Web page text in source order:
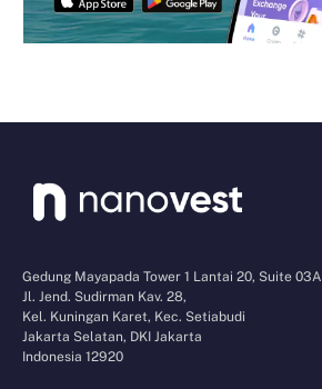
Gedung Mayapada Tower 1 Lantai 20, Suite 03A
Jl. Jend. Sudirman Kav. 28,
Kel. Kuningan Karet, Kec. Setiabudi
Jakarta Selatan, DKI Jakarta
Indonesia 12920